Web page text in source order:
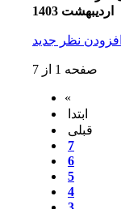
اردیبهشت 1403
افزودن نظر جدید
صفحه 1 از 7
«
ابتدا
قبلی
7
6
5
4